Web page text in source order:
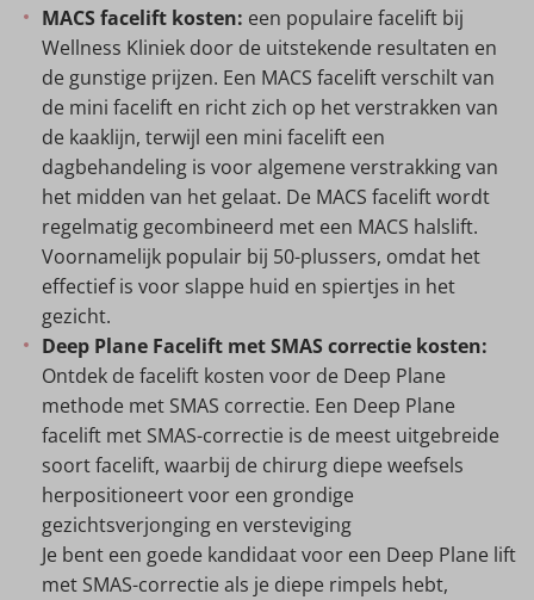
MACS facelift kosten: een populaire facelift bij
Wellness Kliniek door de uitstekende resultaten en
de gunstige prijzen. Een MACS facelift verschilt van
de mini facelift en richt zich op het verstrakken van
de kaaklijn, terwijl een mini facelift een
dagbehandeling is voor algemene verstrakking van
het midden van het gelaat. De MACS facelift wordt
regelmatig gecombineerd met een MACS halslift.
Voornamelijk populair bij 50-plussers, omdat het
effectief is voor slappe huid en spiertjes in het
gezicht.
Deep Plane Facelift met SMAS correctie kosten:
Ontdek de facelift kosten voor de Deep Plane
methode met SMAS correctie. Een Deep Plane
facelift met SMAS-correctie is de meest uitgebreide
soort facelift, waarbij de chirurg diepe weefsels
herpositioneert voor een grondige
gezichtsverjonging en versteviging
Je bent een goede kandidaat voor een Deep Plane lift
met SMAS-correctie als je diepe rimpels hebt,